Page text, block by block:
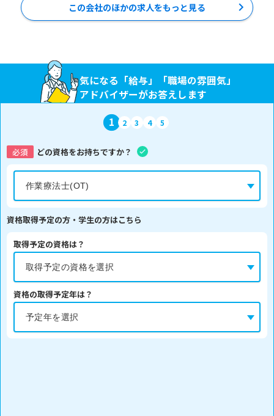
この会社のほかの求人をもっと見る
気になる「給与」「職場の雰囲気」
アドバイザーがお答えします
1 2 3 4 5
必須 どの資格をお持ちですか？
資格取得予定の方・学生の方はこちら
取得予定の資格は？
資格の取得予定年は？